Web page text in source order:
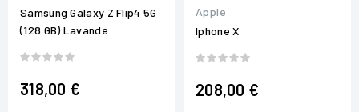
Samsung Galaxy Z Flip4 5G
(128 GB) Lavande
318,00 €
Apple
Iphone X
208,00 €